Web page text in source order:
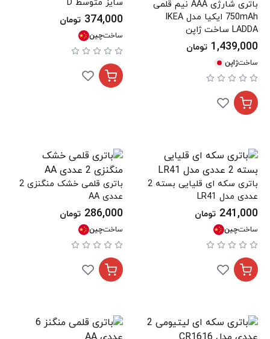
باتری شارژی AAA نیم قلمی
750mAh ایکیا مدل IKEA
LADDA ساخت ژاپن
1,439,000 تومان
ساختژاپن
سایز متوسط D
374,000 تومان
ساختچین
باتری سکه ای قلیایی بسته 2
عددی مدل LR41
241,000 تومان
ساختچین
باتری قلمی خشک منگنزی 2
عددی AA
286,000 تومان
ساختچین